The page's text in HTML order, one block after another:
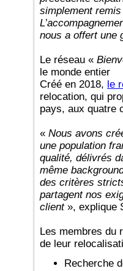
simplement
nous a offert
Le réseau «
le monde entier
Créé en 2018,le
relocation, qui
pays, aux quatre
«Nous avons
une population
qualité, délivrés
même
des critères
partagent nos
client», explique
Les membres
de leur
Recherche